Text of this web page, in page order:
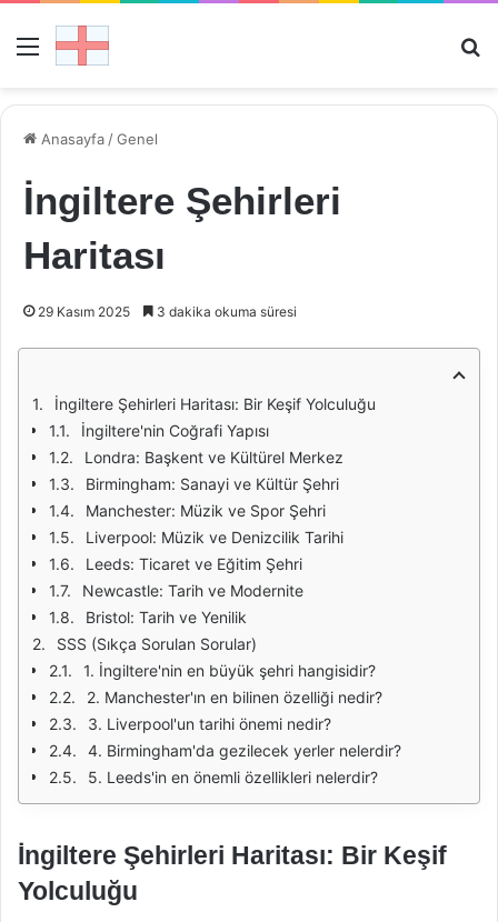
Menü
Anasayfa /Genel
İngiltere Şehirleri
Haritası
29 Kasım 2025 3 dakika okuma süresi
İngiltere Şehirleri Haritası: Bir Keşif Yolculuğu
İngiltere'nin Coğrafi Yapısı
Londra: Başkent ve Kültürel Merkez
Birmingham: Sanayi ve Kültür Şehri
Manchester: Müzik ve Spor Şehri
Liverpool: Müzik ve Denizcilik Tarihi
Leeds: Ticaret ve Eğitim Şehri
Newcastle: Tarih ve Modernite
Bristol: Tarih ve Yenilik
SSS (Sıkça Sorulan Sorular)
1. İngiltere'nin en büyük şehri hangisidir?
2. Manchester'ın en bilinen özelliği nedir?
3. Liverpool'un tarihi önemi nedir?
4. Birmingham'da gezilecek yerler nelerdir?
5. Leeds'in en önemli özellikleri nelerdir?
İngiltere Şehirleri Haritası: Bir Keşif
Yolculuğu